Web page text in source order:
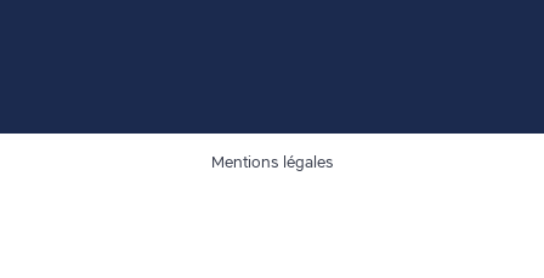
Mentions légales